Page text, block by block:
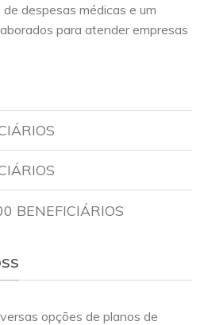
despesas médicas e um
para atender empresas
BENEFICIÁRIOS
opções de planos de